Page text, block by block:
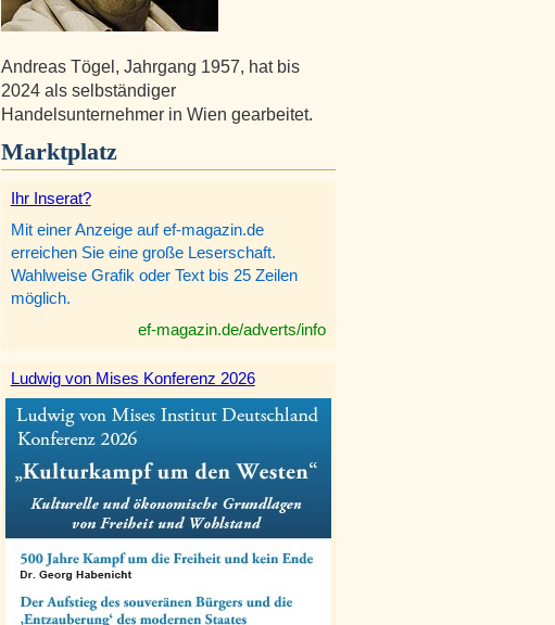
Andreas Tögel, Jahrgang 1957, hat bis
2024 als selbständiger
Handelsunternehmer in Wien gearbeitet.
Marktplatz
Ihr Inserat?
Mit einer Anzeige auf ef-magazin.de
erreichen Sie eine große Leserschaft.
Wahlweise Grafik oder Text bis 25 Zeilen
möglich.
ef-magazin.de/adverts/info
Ludwig von Mises Konferenz 2026